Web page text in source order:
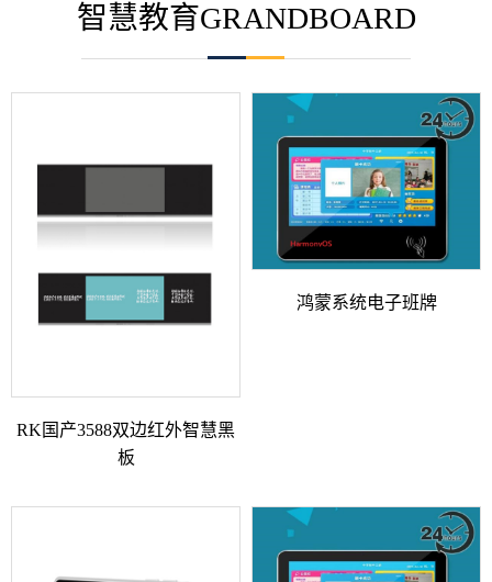
智慧教育GRANDBOARD
RK国产3588双边红外智慧黑
板
鸿蒙系统电子班牌